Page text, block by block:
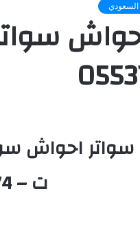
السعودي
سواتر احواش
ت – 0553770074